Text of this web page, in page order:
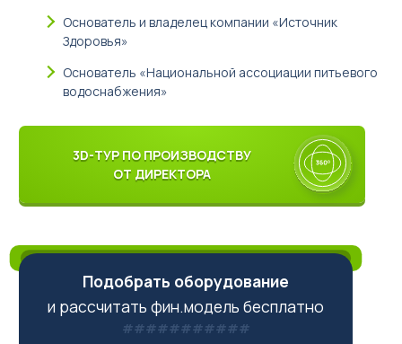
Основатель и владелец компании «Источник
Здоровья»
Основатель «Национальной ассоциации питьевого
водоснабжения»
3D-ТУР ПО ПРОИЗВОДСТВУ
ОТ ДИРЕКТОРА
Подобрать оборудование
и рассчитать фин.модель бесплатно